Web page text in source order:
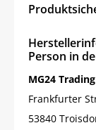
Person in
MG24
Frankfurter
53840